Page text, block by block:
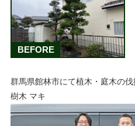
BEFORE
群馬県館林市にて植木・庭木の伐
樹木 マキ